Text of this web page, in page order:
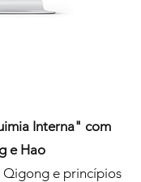
Interna" com
e Hao
e princípios